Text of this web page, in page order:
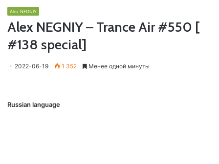
Alex NEGNIY
Alex NEGNIY – Trance Air #550 [
#138 special]
2022-06-19 1 352 Менее одной минуты
Russian language